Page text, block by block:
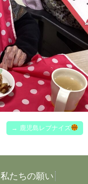
→ 鹿児島レブナイズ
私たちの願い